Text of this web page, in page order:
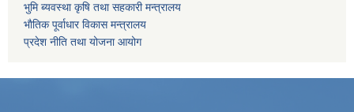
भुमि ब्यवस्था कृषि तथा सहकारी मन्त्रालय
भाैतिक पूर्वाधार विकास मन्त्रालय
प्रदेश नीति तथा योजना आयोग